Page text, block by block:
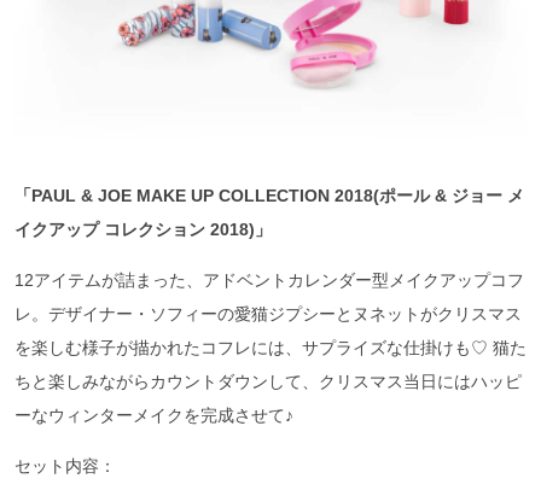
「PAUL & JOE MAKE UP COLLECTION 2018(ポール & ジョー メ
イクアップ コレクション 2018) 」
12アイテムが詰まった、アドベントカレンダー型メイクアップコフ
レ。デザイナー・ソフィーの愛猫ジプシーとヌネットがクリスマス
を楽しむ様子が描かれたコフレには、サプライズな仕掛けも♡ 猫た
ちと楽しみながらカウントダウンして、クリスマス当日にはハッピ
ーなウィンターメイクを完成させて♪
セット内容：